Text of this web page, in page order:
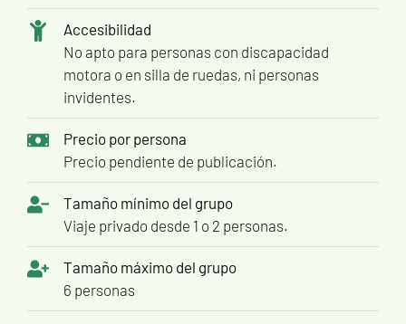
Accesibilidad
No apto para personas con discapacidad
motora o en silla de ruedas, ni personas
invidentes.
Precio por persona
Precio pendiente de publicación.
Tamaño mínimo del grupo
Viaje privado desde 1 o 2 personas.
Tamaño máximo del grupo
6 personas